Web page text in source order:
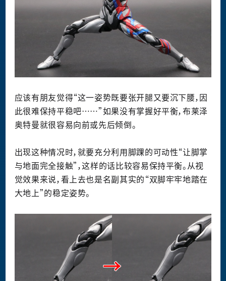
应该有朋友觉得“这一姿势既要张开腿又要沉下腰，因
此很难保持平稳吧……”如果没有掌握好平衡，布莱泽
奥特曼就很容易向前或先后倾倒。
出现这种情况时，就要充分利用脚踝的可动性“让脚掌
与地面完全接触”，这样的话比较容易保持平衡。从视
觉效果来说，看上去也是名副其实的“双脚牢牢地踏在
大地上”的稳定姿势。